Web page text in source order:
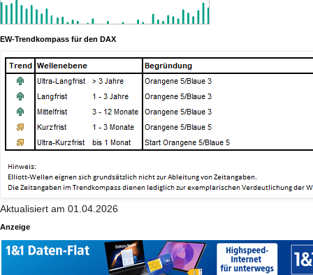
EW-Trendkompass für den DAX
Aktualisiert am 01.04.2026
Anzeige